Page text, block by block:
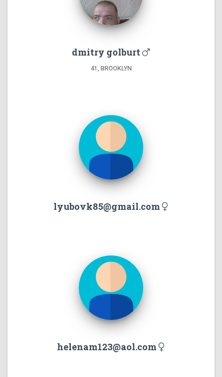
dmitry golburt
41, BROOKLYN
lyubovk85@gmail.com
helenam123@aol.com